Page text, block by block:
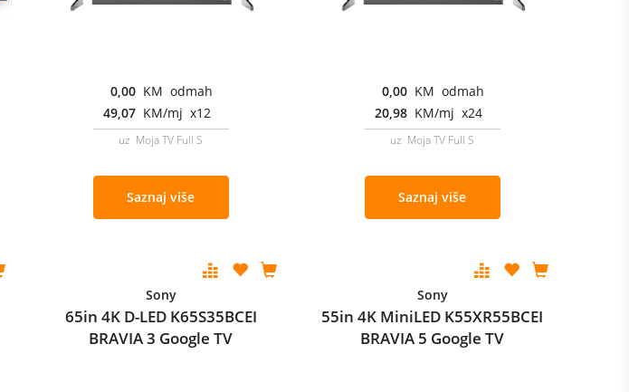
0,00 KM odmah
49,07 KM/mj x12
uz Moja TV Full S
Saznaj više
0,00 KM odmah
20,98 KM/mj x24
uz Moja TV Full S
Saznaj više
Sony
65in 4K D-LED K65S35BCEI
BRAVIA 3 Google TV
Sony
55in 4K MiniLED K55XR55BCEI
BRAVIA 5 Google TV